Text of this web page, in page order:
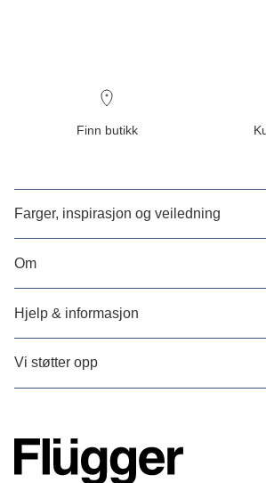
Finn butikk
Farger, inspirasjon og veiledning
Om
Hjelp & informasjon
Vi støtter opp